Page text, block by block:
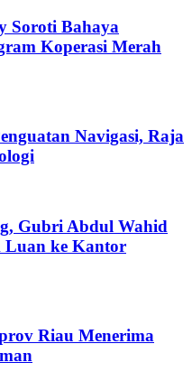
Soroti Bahaya
Koperasi Merah
Navigasi, Raja
Gubri Abdul Wahid
Luan ke Kantor
Riau Menerima